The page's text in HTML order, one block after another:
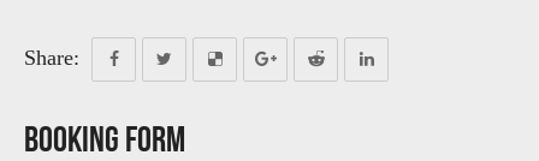
Share:
Booking Form